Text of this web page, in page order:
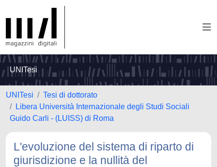
UNITesi
UNITesi
Tesi di dottorato
Libera Università Internazionale degli Studi Sociali
Guido Carli - (LUISS) di Roma
L'evoluzione del sistema di riparto di
giurisdizione e la nullità del